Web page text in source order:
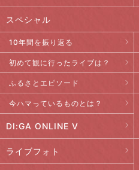
スペシャル
10年間を振り返る
初めて観に行ったライブは？
ふるさとエピソード
今ハマっているものとは？
DI:GA ONLINE V
ライブフォト